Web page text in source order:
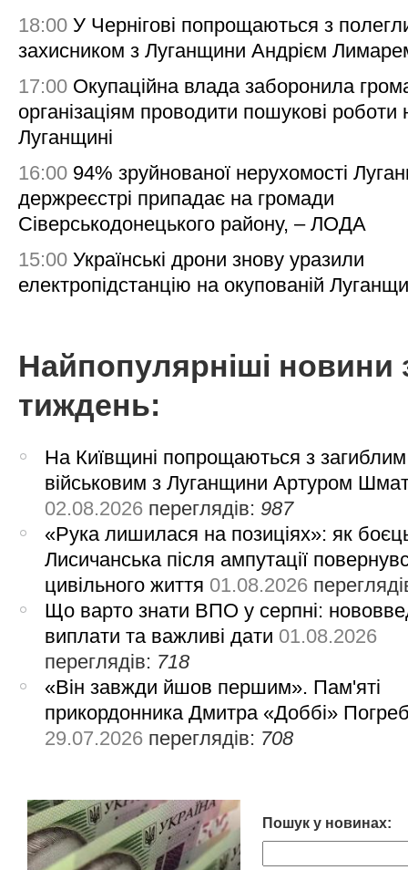
18:00 У Чернігові попрощаються з
захисником з Луганщини Андрієм
17:00 Окупаційна влада заборонила
організаціям проводити пошукові роботи
Луганщині
16:00 94% зруйнованої нерухомості
держреєстрі припадає на громади
Сіверськодонецького району, – ЛОДА
15:00 Українські дрони знову уразили
електропідстанцію на окупованій
Найпопулярніші новини
тиждень:
На Київщині попрощаються з загиблим
військовим з Луганщини Артуром
02.08.2026 переглядів: 987
«Рука лишилася на позиціях»: як
Лисичанська після ампутації
цивільного життя 01.08.2026
Що варто знати ВПО у серпні:
виплати та важливі дати 01.08.2026
переглядів: 718
«Він завжди йшов першим». Пам'яті
прикордонника Дмитра «Доббі»
29.07.2026 переглядів: 708
Пошук у новинах: